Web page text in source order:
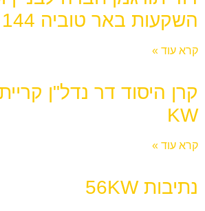
השקעות באר טוביה 144 KW
קרא עוד »
KW
קרא עוד »
נתיבות 56KW